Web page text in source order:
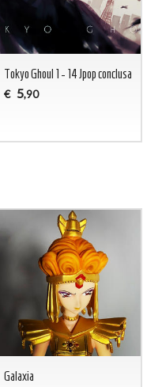
Tokyo Ghoul 1 - 14 Jpop conclusa
€ 5,90
Galaxia